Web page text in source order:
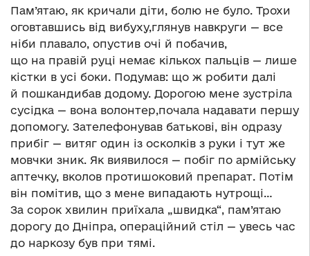
Пам’ятаю, як кричали діти, болю не було. Трохи
оговтавшись від вибуху,глянув навкруги — все
ніби плавало, опустив очі й побачив,
що на правій руці немає кількох пальців — лише
кістки в усі боки. Подумав: що ж робити далі
й пошкандибав додому. Дорогою мене зустріла
сусідка — вона волонтер,почала надавати першу
допомогу. Зателефонував батькові, він одразу
прибіг — витяг один із осколків з руки і тут же
мовчки зник. Як виявилося — побіг по армійську
аптечку, вколов протишоковий препарат. Потім
він помітив, що з мене випадають нутрощі…
За сорок хвилин приїхала „швидка“, пам’ятаю
дорогу до Дніпра, операційний стіл — увесь час
до наркозу був при тямі.